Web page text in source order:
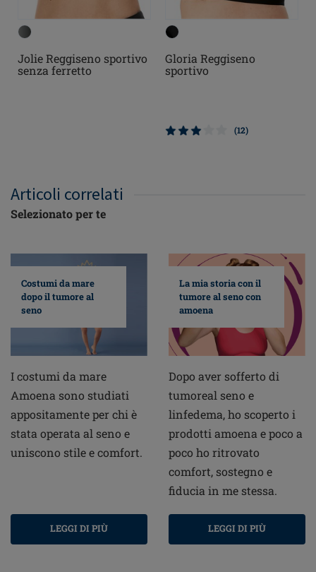
Jolie Reggiseno sportivo
senza ferretto
Gloria Reggiseno
sportivo
(12)
Articoli correlati
Selezionato per te
Costumi da mare
dopo il tumore al
seno
I costumi da mare
Amoena sono studiati
appositamente per chi è
stata operata al seno e
uniscono stile e comfort.
LEGGI DI PIÙ
La mia storia con il
tumore al seno con
amoena
Dopo aver sofferto di
tumoreal seno e
linfedema, ho scoperto i
prodotti amoena e poco a
poco ho ritrovato
comfort, sostegno e
fiducia in me stessa.
LEGGI DI PIÙ